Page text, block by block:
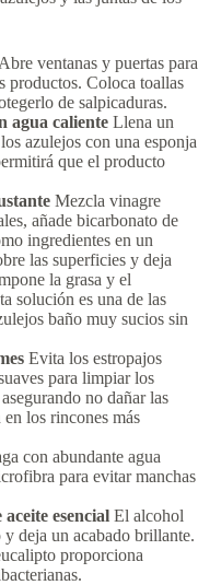
Abre ventanas y puertas para
productos. Coloca toallas
de salpicaduras.
agua caliente Llena un
azulejos con una esponja
que el producto
Mezcla vinagre
añade bicarbonato de
ingredientes en un
las superficies y deja
la grasa y el
solución es una de las
baño muy sucios sin
Evita los estropajos
para limpiar los
no dañar las
los rincones más
con abundante agua
para evitar manchas
esencial El alcohol
deja un acabado brillante.
proporciona